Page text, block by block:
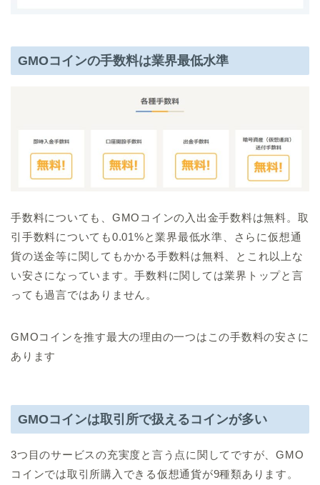
GMOコインの手数料は業界最低水準
手数料についても、GMOコインの入出金手数料は無料。取
引手数料についても0.01%と業界最低水準、さらに仮想通
貨の送金等に関してもかかる手数料は無料、とこれ以上な
い安さになっています。手数料に関しては業界トップと言
っても過言ではありません。
GMOコインを推す最大の理由の一つはこの手数料の安さに
あります
GMOコインは取引所で扱えるコインが多い
3つ目のサービスの充実度と言う点に関してですが、GMO
コインでは取引所購入できる仮想通貨が9種類あります。